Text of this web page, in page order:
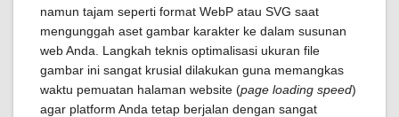
namun tajam seperti format WebP atau SVG saat
mengunggah aset gambar karakter ke dalam susunan
web Anda. Langkah teknis optimalisasi ukuran file
gambar ini sangat krusial dilakukan guna memangkas
waktu pemuatan halaman website (page loading speed)
agar platform Anda tetap berjalan dengan sangat